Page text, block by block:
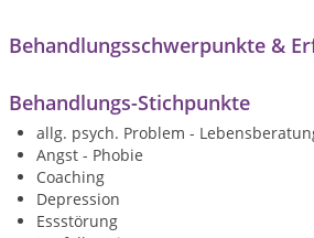
Behandlungsschwerpunkte &
Behandlungs-Stichpunkte
allg. psych. Problem -
Angst - Phobie
Coaching
Depression
Essstörung